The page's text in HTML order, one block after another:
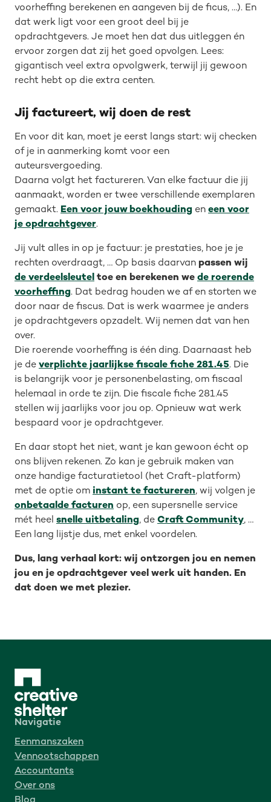
voorheffing berekenen en aangeven bij de ficus, …). En
dat werk ligt voor een groot deel bij je
opdrachtgevers. Je moet hen dat dus uitleggen én
ervoor zorgen dat zij het goed opvolgen. Lees:
gigantisch veel extra opvolgwerk, terwijl jij gewoon
recht hebt op die extra centen.
Jij factureert, wij doen de rest
En voor dit kan, moet je eerst langs start: wij checken
of je in aanmerking komt voor een
auteursvergoeding.
Daarna volgt het factureren. Van elke factuur die jij
aanmaakt, worden er twee verschillende exemplaren
gemaakt. Een voor jouw boekhouding en een voor
je opdrachtgever.
Jij vult alles in op je factuur: je prestaties, hoe je je
rechten overdraagt, … Op basis daarvan passen wij
de verdeelsleutel toe en berekenen we de roerende
voorheffing. Dat bedrag houden we af en storten we
door naar de fiscus. Dat is werk waarmee je anders
je opdrachtgevers opzadelt. Wij nemen dat van hen
over.
Die roerende voorheffing is één ding. Daarnaast heb
je de verplichte jaarlijkse fiscale fiche 281.45. Die
is belangrijk voor je personenbelasting, om fiscaal
helemaal in orde te zijn. Die fiscale fiche 281.45
stellen wij jaarlijks voor jou op. Opnieuw wat werk
bespaard voor je opdrachtgever.
En daar stopt het niet, want je kan gewoon écht op
ons blijven rekenen. Zo kan je gebruik maken van
onze handige facturatietool (het Craft-platform)
met de optie om instant te factureren, wij volgen je
onbetaalde facturen op, een supersnelle service
mét heel snelle uitbetaling, de Craft Community, …
Een lang lijstje dus, met enkel voordelen.
Dus, lang verhaal kort: wij ontzorgen jou en nemen
jou en je opdrachtgever veel werk uit handen. En
dat doen we met plezier.
Navigatie
Eenmanszaken
Vennootschappen
Accountants
Over ons